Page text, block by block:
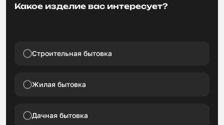
Какое изделие вас интересует?
Строительная бытовка
Жилая бытовка
Дачная бытовка